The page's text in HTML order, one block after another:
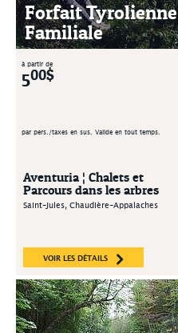
Forfait Tyrolienne
Familiale
à partir de
500$
par pers./taxes en sus. Valide en tout temps.
Aventuria ¦ Chalets et
Parcours dans les arbres
Saint-Jules, Chaudière-Appalaches
VOIR LES DÉTAILS